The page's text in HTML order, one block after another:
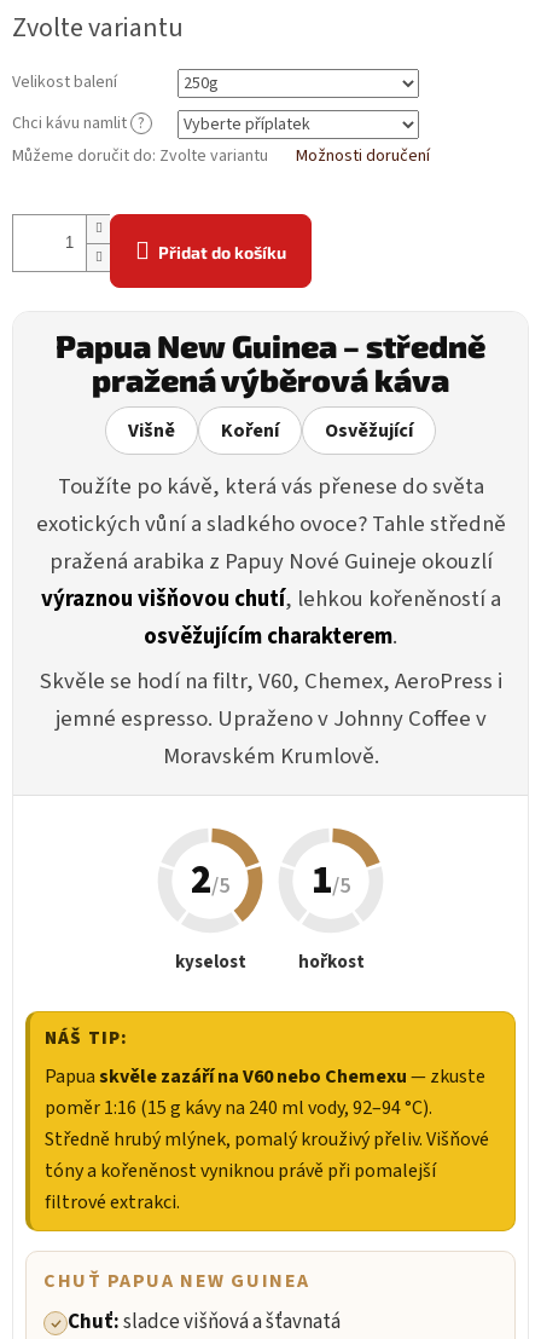
Zvolte variantu
Velikost balení
Chci kávu namlit ?
Můžeme doručit do: Zvolte variantu Možnosti doručení
Přidat do košíku
Papua New Guinea – středně
pražená výběrová káva
Višně Koření Osvěžující
Toužíte po kávě, která vás přenese do světa
exotických vůní a sladkého ovoce? Tahle středně
pražená arabika z Papuy Nové Guineje okouzlí
výraznou višňovou chutí, lehkou kořeněností a
osvěžujícím charakterem.
Skvěle se hodí na filtr, V60, Chemex, AeroPress i
jemné espresso. Upraženo v Johnny Coffee v
Moravském Krumlově.
2/5
kyselost
1/5
hořkost
NÁŠ TIP:
Papuaskvěle zazáří na V60 nebo Chemexu— zkuste
poměr 1:16 (15 g kávy na 240 ml vody, 92–94 °C).
Středně hrubý mlýnek, pomalý krouživý přeliv. Višňové
tóny a kořeněnost vyniknou právě při pomalejší
filtrové extrakci.
CHUŤ PAPUA NEW GUINEA
Chuť:sladce višňová a šťavnatá